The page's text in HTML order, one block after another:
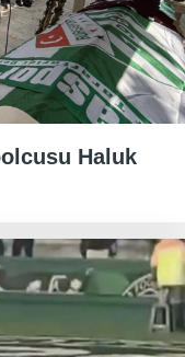
Haluk